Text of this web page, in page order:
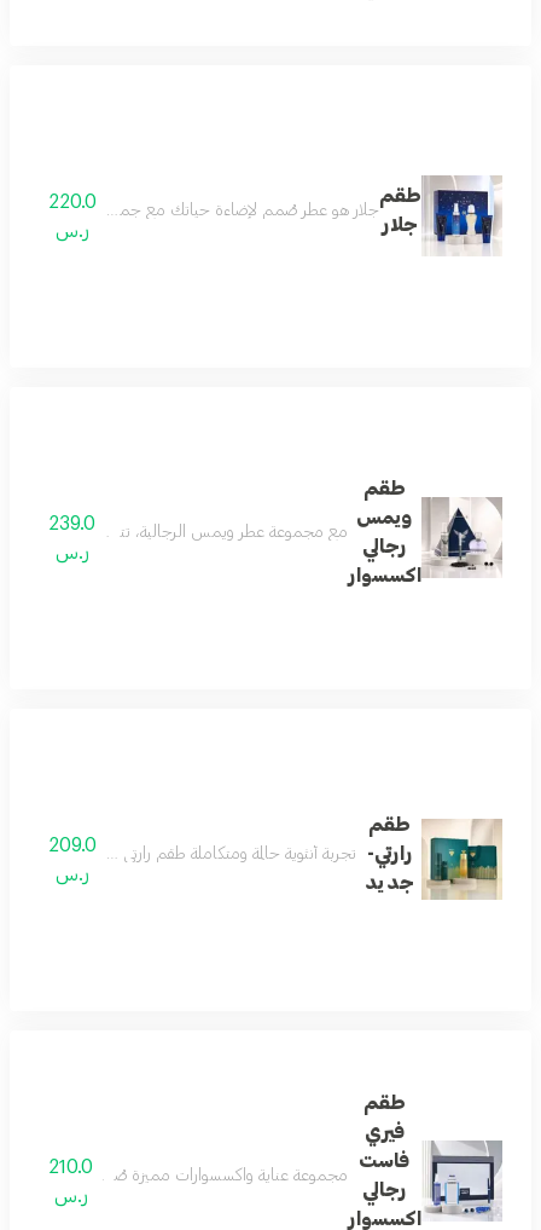
طقم
جلار
جلار هو عطر صُمم لإضاءة حياتك مع جميع بريقه. يبدأ بنفحات من
220.0
ر.س
طقم
ويمس
رجالي
اكسسوار
مع مجموعة عطر ويمس الرجالية، تتحدث الأناقة
239.0
ر.س
طقم
رارتي-
جديد
تجربة أنثوية حالمة ومتكاملة طقم رارتي يقدّم تجربة عطرية
209.0
ر.س
طقم
فيري
فاست
رجالي
اكسسوار
مجموعة عناية واكسسوارات مميزة صُممت للرجل
210.0
ر.س